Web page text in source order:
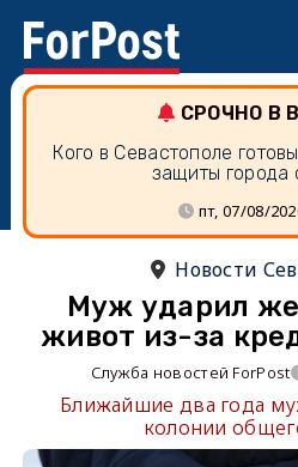
СРОЧНО В
Кого в Севастополе
защиты города
пт, 07/08/
Новости
Муж ударил
живот из-за
Служба новостей ForPost
Ближайшие два года
колонии